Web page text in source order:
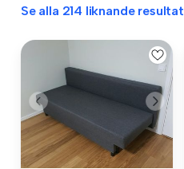
Se alla 214 liknande resultat